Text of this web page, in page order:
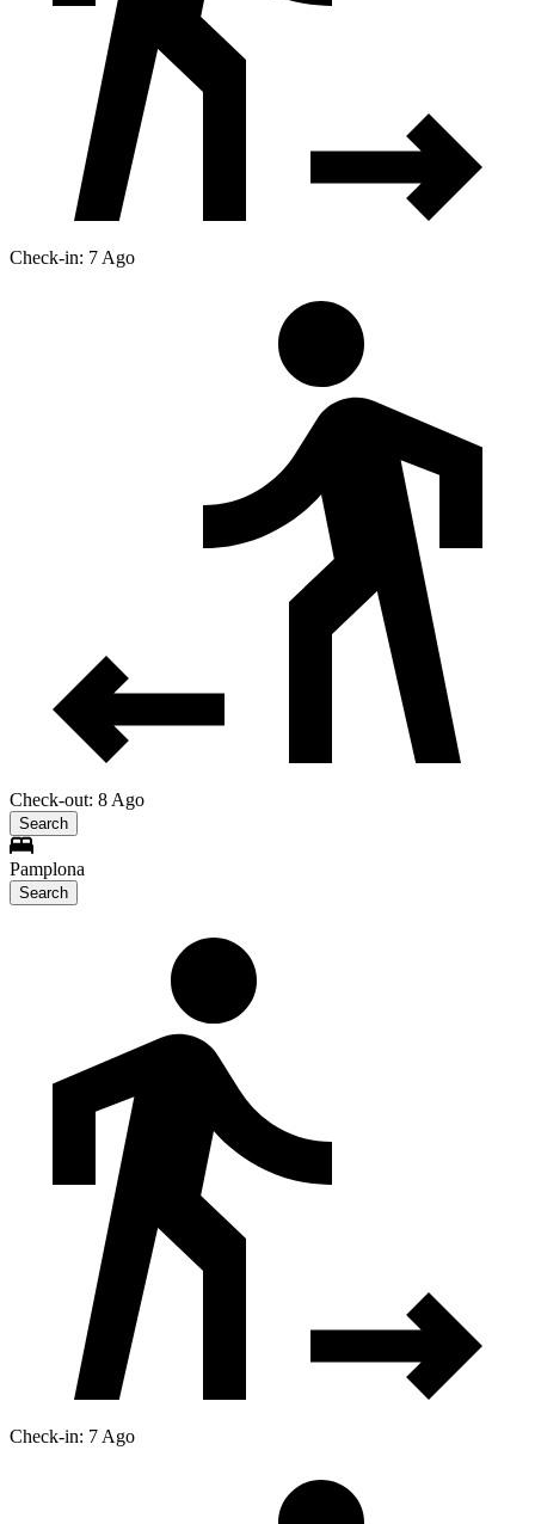
Check-in: 7 Ago
Check-out: 8 Ago
Search
Pamplona
Search
Check-in: 7 Ago